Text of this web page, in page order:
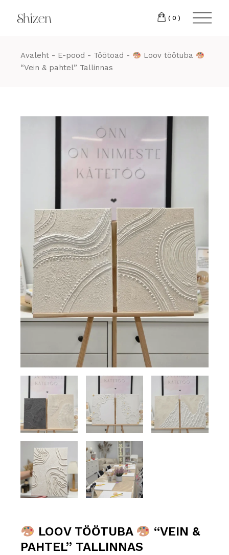
content
(0)
Avaleht E-pood Töötoad
Loov töötuba
“Vein & pahtel” Tallinnas
LOOV TÖÖTUBA
“VEIN &
PAHTEL” TALLINNAS